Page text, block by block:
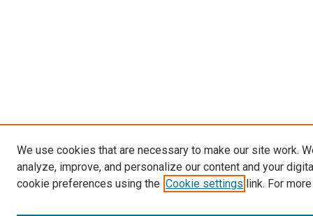
We use cookies that are necessary to make our site work.
analyze, improve, and personalize our content and your
cookie preferences using the Cookie settings link. For